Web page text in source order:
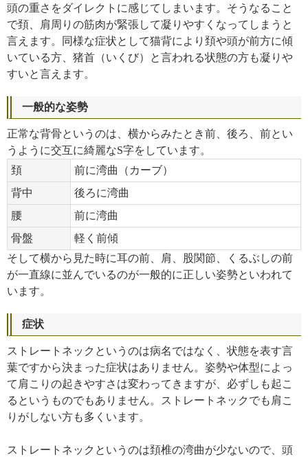
頭の重さをダイレクトに感じてしまいます。そうなること
で頚、肩周りの筋肉が緊張して凝りやすくなってしまうと
言えます。同様な症状として猫背により頚や頭が前方に傾
いている方、猪首（いくび）と言われる状態の方も凝りや
すいと言えます。
一般的な姿勢
正常な背骨というのは、横からみたとき前、後ろ、前とい
うように交互に綺麗なS字をしています。
頚
前に湾曲（カーブ）
背中
後ろに湾曲
腰
前に湾曲
骨盤
軽く前傾
そして横から見た時に耳の前、肩、股関節、くるぶしの前
が一直線に並んでいるのが一般的に正しい姿勢といわれて
います。
症状
ストレートネックというのは病名ではなく、状態を表す言
葉ですから決まった症状はありません。姿勢や体型によっ
て肩こりの起きやすさは変わってきますが、必ずしも起こ
るというものでもありません。ストレートネックでも肩こ
りがしない方も多くいます。
ストレートネックというのは頚椎の湾曲が少ないので、頭